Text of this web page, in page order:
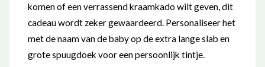
komen of een verrassend kraamkado wilt geven, dit
cadeau wordt zeker gewaardeerd. Personaliseer het
met de naam van de baby op de extra lange slab en
grote spuugdoek voor een persoonlijk tintje.